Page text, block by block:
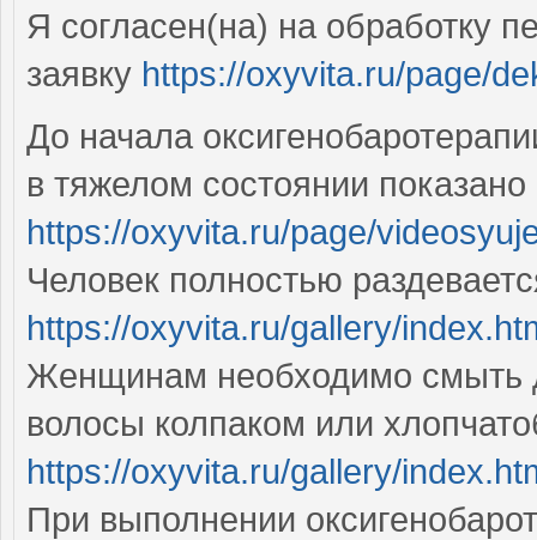
Я согласен(на) на обработку
заявку https://oxyvita.ru/page/
До начала
в тяжелом состоянии
https://oxyvita.ru/page/
Человек полностью
https://oxyvita.ru/gallery/
Женщинам необходимо смыть
волосы колпаком или
https://oxyvita.ru/gallery/
При выполнении